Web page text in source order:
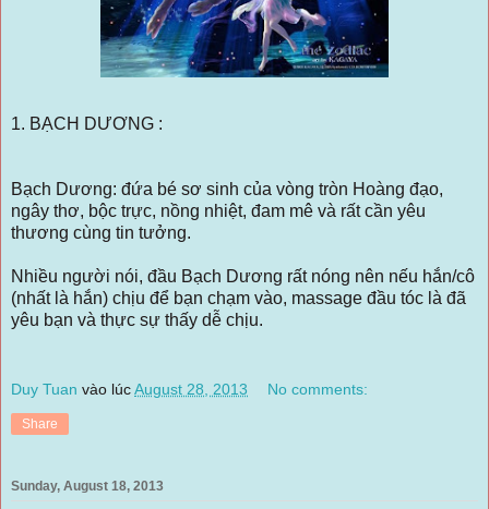
1. BẠCH DƯƠNG :
Bạch Dương: đứa bé sơ sinh của vòng tròn Hoàng đạo,
ngây thơ, bộc trực, nồng nhiệt, đam mê và rất cần yêu
thương cùng tin tưởng.
Nhiều người nói, đầu Bạch Dương rất nóng nên nếu hắn/cô
(nhất là hắn) chịu để bạn chạm vào, massage đầu tóc là đã
yêu bạn và thực sự thấy dễ chịu.
Duy Tuan vào lúcAugust 28, 2013 No comments:
Share
Sunday, August 18, 2013